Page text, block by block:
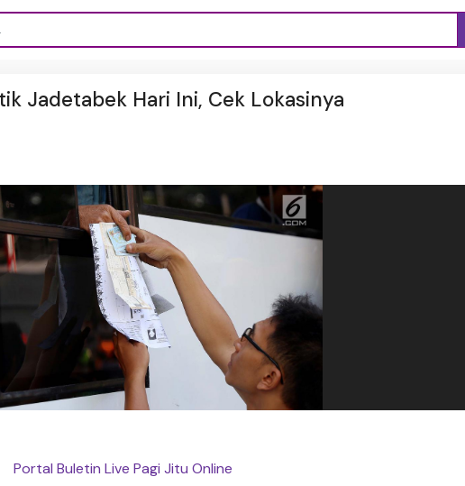
Jadetabek Hari Ini, Cek Lokasinya
Portal Buletin Live Pagi Jitu Online